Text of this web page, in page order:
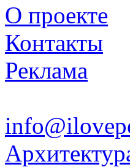
О проекте
Контакты
Реклама